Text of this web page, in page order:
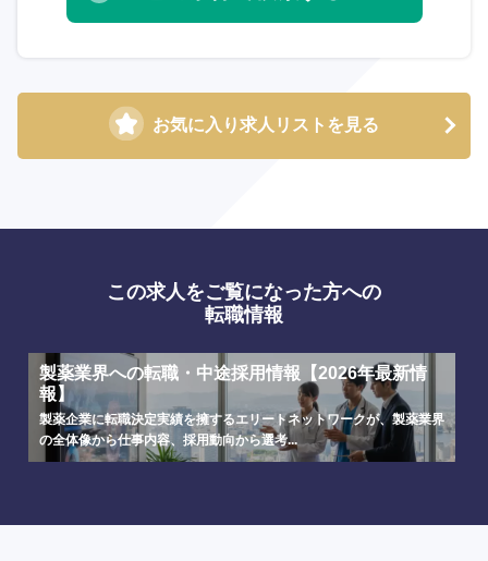
お気に入り求人リストを見る
この求人をご覧になった方への
転職情報
製薬業界への転職・中途採用情報【2026年最新情
報】
製薬企業に転職決定実績を擁するエリートネットワークが、製薬業界
の全体像から仕事内容、採用動向から選考...